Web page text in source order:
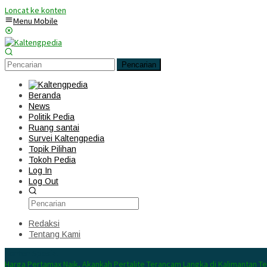
Loncat ke konten
Menu Mobile
Pencarian
Beranda
News
Politik Pedia
Ruang santai
Survei Kaltengpedia
Topik Pilihan
Tokoh Pedia
Log In
Log Out
Redaksi
Tentang Kami
Harga Pertamax Naik, Akankah Pertalite Terancam Langka di Kalimantan